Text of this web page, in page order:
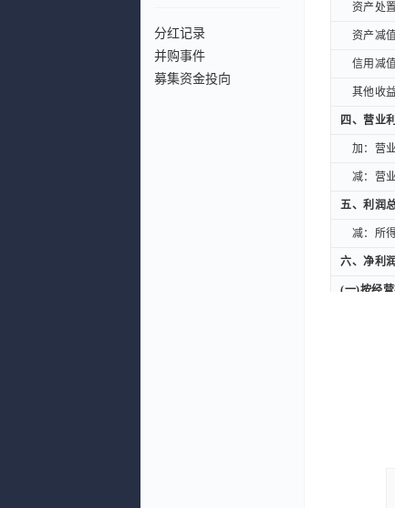
分红记录
并购事件
募集资金投向
资产处
资产减
信用减
其他收
四、营业
加：营
减：营
五、利润
减：所
六、净利
(一)按经
二、稀
资产处
资产减
信用减
其他收
四、营业
加：营
减：营
五、利润
减：所
六、净利
(一)按经
二、稀